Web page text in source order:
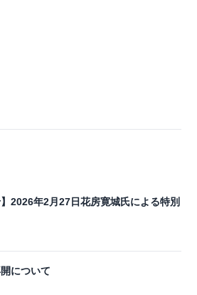
】2026年2月27日花房寛城氏による特別
について